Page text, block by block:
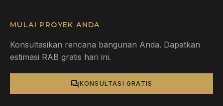
MULAI PROYEK ANDA
Konsultasikan rencana bangunan Anda. Dapatkan
estimasi RAB gratis hari ini.
forumKONSULTASI GRATIS